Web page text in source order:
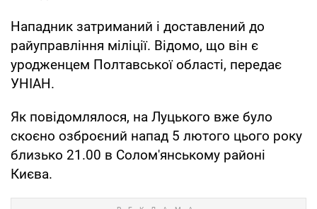
Нападник затриманий і доставлений до
райуправління міліції. Відомо, що він є
уродженцем Полтавської області, передає
УНІАН.
Як повідомлялося, на Луцького вже було
скоєно озброєний напад 5 лютого цього року
близько 21.00 в Солом'янському районі
Києва.